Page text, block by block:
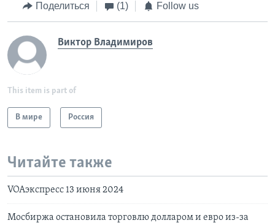
Поделиться (1) Follow us
Виктор Владимиров
This item is part of
В мире Россия
Читайте также
VOAэкспресс 13 июня 2024
Мосбиржа остановила торговлю долларом и евро из-за